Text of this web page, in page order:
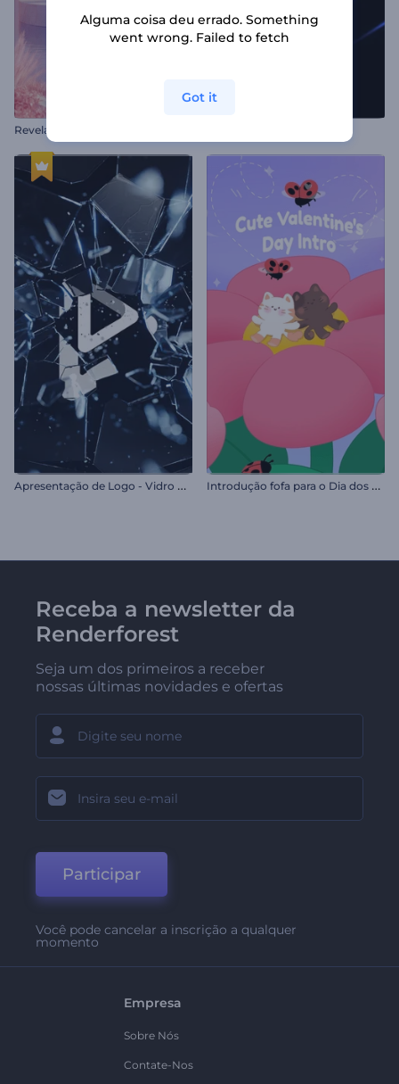
A
presentação de Logo - Vidro Quebrado I
ntrodução fofa para o Dia dos Namorados
Receba a newsletter da
Renderforest
Seja um dos primeiros a receber
nossas últimas novidades e ofertas
Participar
Você pode cancelar a inscrição a qualquer
momento
Empresa
Sobre Nós
Contate-Nos
Alguma coisa deu errado. Something
went wrong. Failed to fetch
Got it